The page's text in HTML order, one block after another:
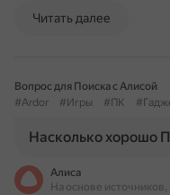
Читать далее
Вопрос для Поиска с Алисой
#Ardor
#Игры #ПК
Насколько хорошо
Алиса
На основе